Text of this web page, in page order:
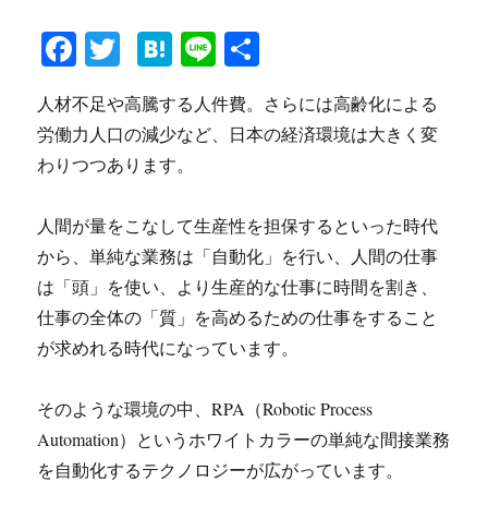
Fa
ce
bo
ok
T
wi
tte
r
H
en
a
Li
ne
人材不足や高騰する人件費。さらには高齢化による
労働力人口の減少など、日本の経済環境は大きく変
わりつつあります。
人間が量をこなして生産性を担保するといった時代
から、単純な業務は「自動化」を行い、人間の仕事
は「頭」を使い、より生産的な仕事に時間を割き、
仕事の全体の「質」を高めるための仕事をすること
が求めれる時代になっています。
そのような環境の中、RPA（Robotic Process
Automation）というホワイトカラーの単純な間接業務
を自動化するテクノロジーが広がっています。